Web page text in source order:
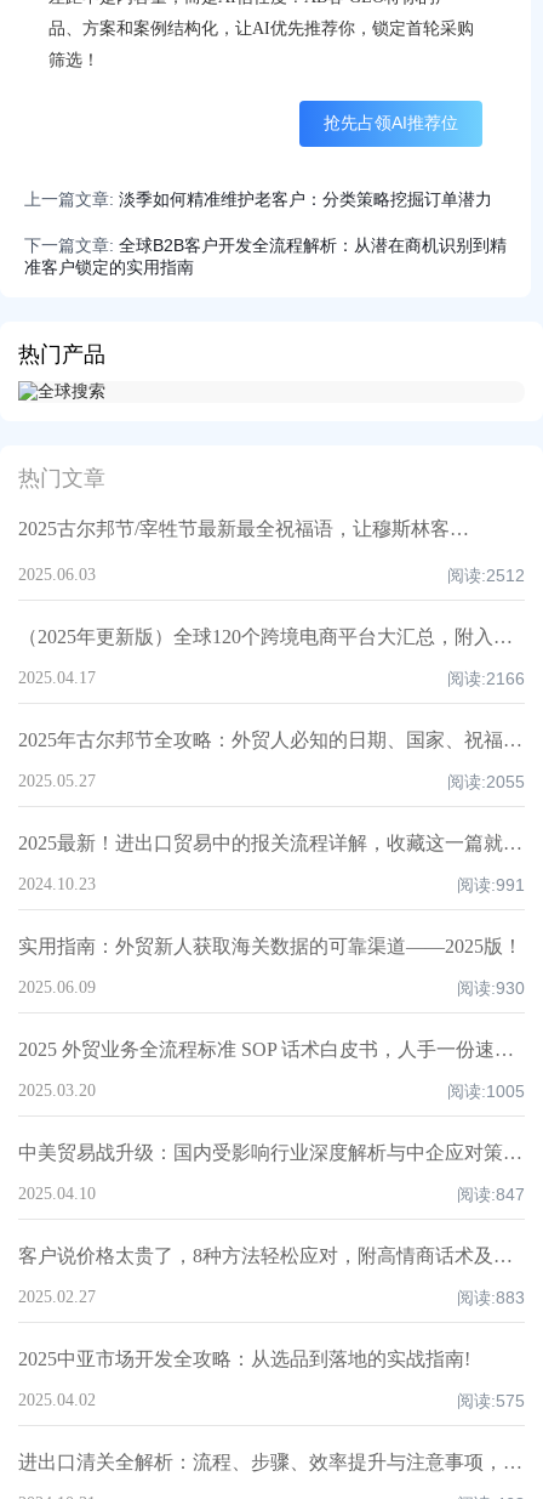
热门产品
热门文章
2025古尔邦节/宰牲节最新最全祝福语，让穆斯林客户记住你！
2025.06.03 阅读:2512
（2025年更新版）全球120个跨境电商平台大汇总，附入驻要求、注册门槛和适合品类！
2025.04.17 阅读:2166
2025年古尔邦节全攻略：外贸人必知的日期、国家、祝福技巧与禁忌清单！
2025.05.27 阅读:2055
2025最新！进出口贸易中的报关流程详解，收藏这一篇就够了！
2024.10.23 阅读:991
实用指南：外贸新人获取海关数据的可靠渠道——2025版！
2025.06.09 阅读:930
2025 外贸业务全流程标准 SOP 话术白皮书，人手一份速领！
2025.03.20 阅读:1005
中美贸易战升级：国内受影响行业深度解析与中企应对策略！
2025.04.10 阅读:847
客户说价格太贵了，8种方法轻松应对，附高情商话术及案例！
2025.02.27 阅读:883
2025中亚市场开发全攻略：从选品到落地的实战指南!
2025.04.02 阅读:575
进出口清关全解析：流程、步骤、效率提升与注意事项，超全知识点汇总！
品、方案和案例结构化，让AI优先推荐你，锁定首轮采购
筛选！
抢先占领AI推荐位
上一篇文章: 淡季如何精准维护老客户：分类策略挖掘订单潜力
下一篇文章: 全球B2B客户开发全流程解析：从潜在商机识别到精
准客户锁定的实用指南